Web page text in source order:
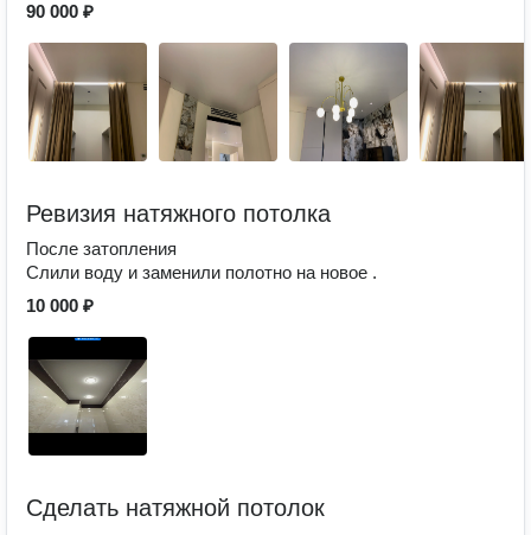
90 000 ₽
Ревизия натяжного потолка
После затопления
Слили воду и заменили полотно на новое .
10 000 ₽
Сделать натяжной потолок